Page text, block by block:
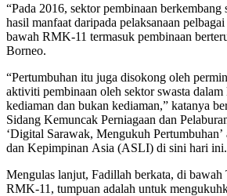
“Pada 2016, sektor pembinaan berkembang
hasil manfaat daripada pelaksanaan
bawah RMK-11 termasuk pembinaan
Borneo.
“Pertumbuhan itu juga di­sokong oleh
aktiviti pembinaan oleh sektor swasta dalam
kediaman dan bukan kediaman,” katanya
Sidang Kemuncak Perniagaan dan
‘Digital Sarawak, Me­ngu­kuh
dan Ke­pimpinan Asia (ASLI) di sini hari ini.
Mengulas lanjut, Fadillah ber­kata, di bawah
RMK-11, tumpuan adalah untuk